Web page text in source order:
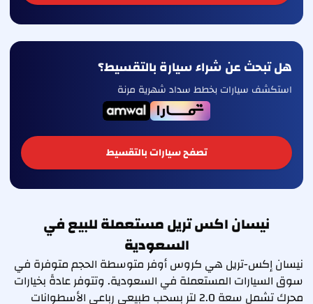
هل تبحث عن شراء سيارة بالتقسيط؟
استكشف سيارات بخطط سداد شهرية مرنة
تصفح سيارات بالتقسيط
نيسان اكس تريل مستعملة للبيع في
السعودية
نيسان إكس-تريل هي كروس أوفر متوسطة الحجم متوفرة في
سوق السيارات المستعملة في السعودية. وتتوفر عادةً بخيارات
محرك تشمل سعة 2.0 لتر بسحب طبيعي رباعي الأسطوانات